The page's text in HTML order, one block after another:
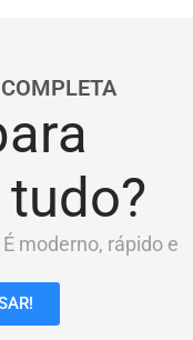
moderno, rápido e